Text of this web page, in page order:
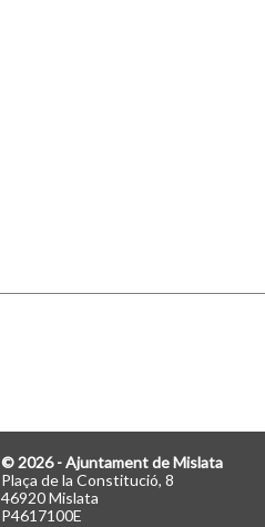
© 2026 - Ajuntament de Mislata
Plaça de la Constitució, 8
46920 Mislata
P4617100E